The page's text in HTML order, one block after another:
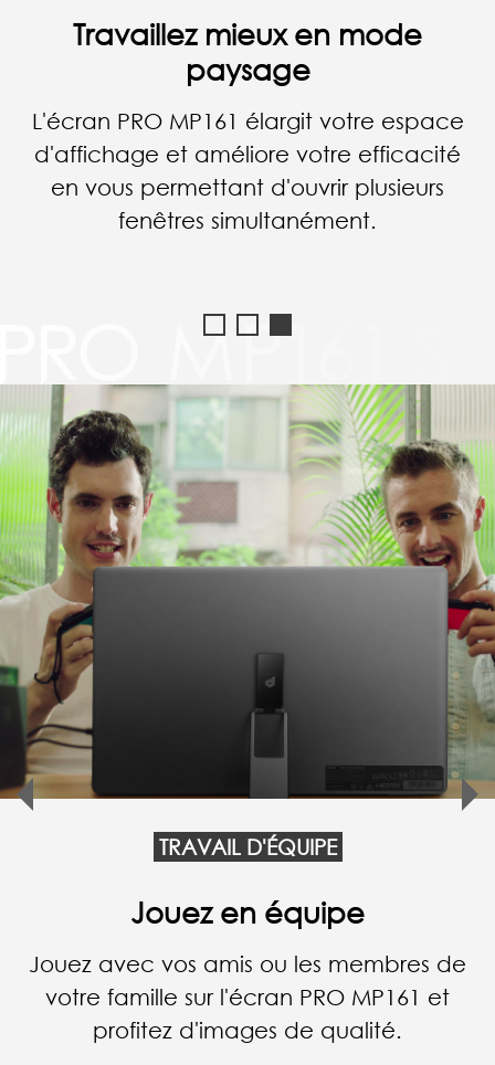
Travaillez partout, n'importe
quand
L'écran PRO MP161 sera votre meilleur
partenaire pendant vos déplacements
professionnels. En effet, il vous assurera
une très bonne productivité et un
TRAVAIL D'ÉQUIPE
Maîtrisez votre travail
L'écran PRO MP161 vous permet de
soigner vos présentations lorsque vous
êtes en réunion avec des clients